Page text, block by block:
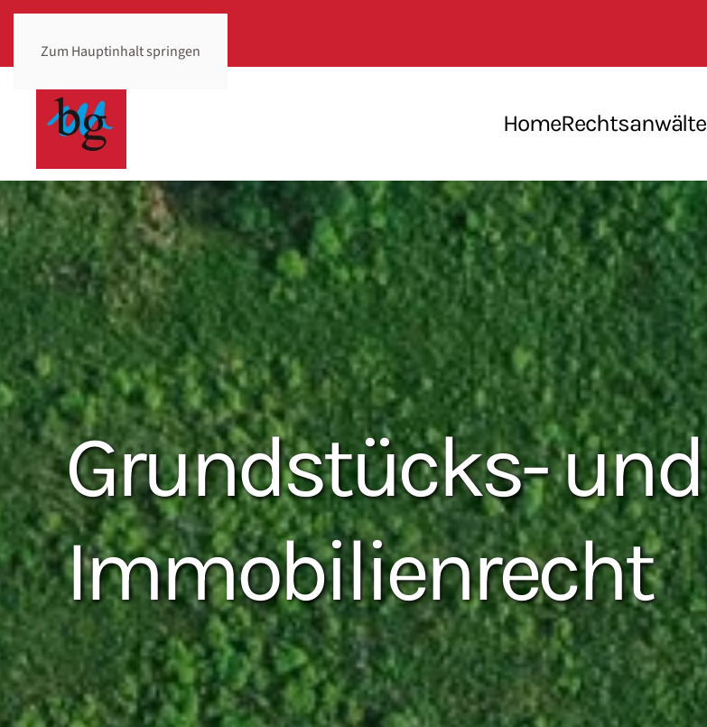
Zum Hauptinhalt springen
HomeRechtsanwälte
Grundstücks- und
Immobilienrecht